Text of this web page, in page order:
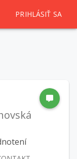
PRIHLÁSIŤ SA